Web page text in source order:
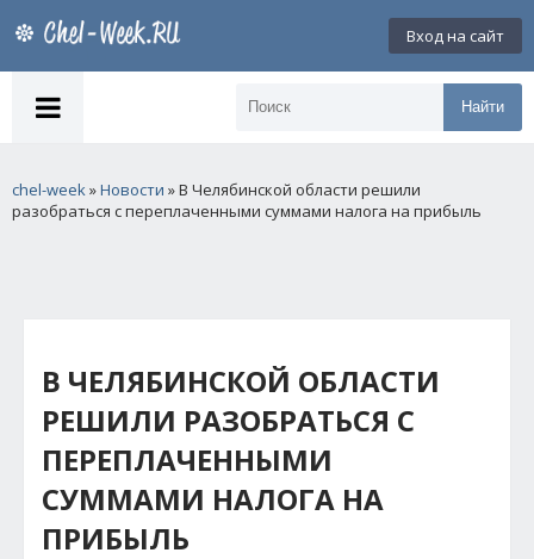
Вход на сайт
Найти
chel-week»Новости » В Челябинской области решили
разобраться с переплаченными суммами налога на прибыль
В ЧЕЛЯБИНСКОЙ ОБЛАСТИ
РЕШИЛИ РАЗОБРАТЬСЯ С
ПЕРЕПЛАЧЕННЫМИ
СУММАМИ НАЛОГА НА
ПРИБЫЛЬ